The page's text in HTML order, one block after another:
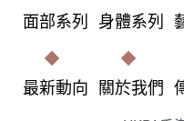
面部系列 身體系列
最新動向 關於我們